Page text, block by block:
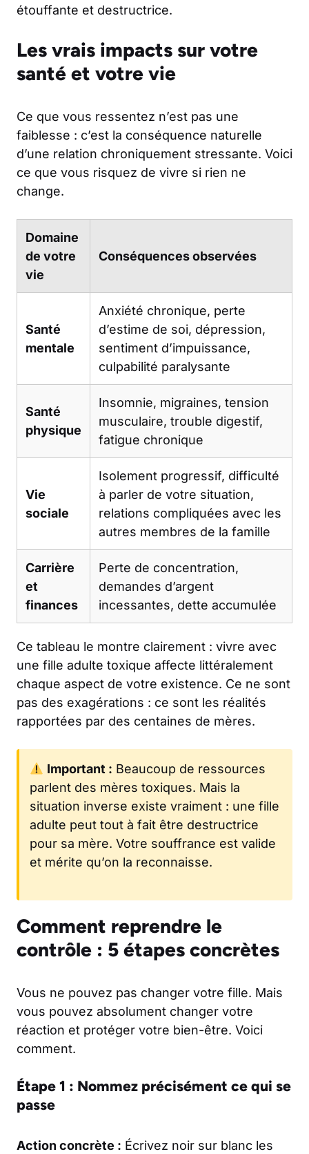
étouffante et destructrice.
Les vrais impacts sur votre
santé et votre vie
Ce que vous ressentez n’est pas une
faiblesse : c’est la conséquence naturelle
d’une relation chroniquement stressante. Voici
ce que vous risquez de vivre si rien ne
change.
Domaine
de votre
vie
Conséquences observées
Santé
mentale
Anxiété chronique, perte
d’estime de soi, dépression,
sentiment d’impuissance,
culpabilité paralysante
Santé
physique
Insomnie, migraines, tension
musculaire, trouble digestif,
fatigue chronique
Vie
sociale
Isolement progressif, difficulté
à parler de votre situation,
relations compliquées avec les
autres membres de la famille
Carrière
et
finances
Perte de concentration,
demandes d’argent
incessantes, dette accumulée
Ce tableau le montre clairement : vivre avec
une fille adulte toxique affecte littéralement
chaque aspect de votre existence. Ce ne sont
pas des exagérations : ce sont les réalités
rapportées par des centaines de mères.
Important : Beaucoup de ressources
parlent des mères toxiques. Mais la
situation inverse existe vraiment : une fille
adulte peut tout à fait être destructrice
pour sa mère. Votre souffrance est valide
et mérite qu’on la reconnaisse.
Comment reprendre le
contrôle : 5 étapes concrètes
Vous ne pouvez pas changer votre fille. Mais
vous pouvez absolument changer votre
réaction et protéger votre bien-être. Voici
comment.
Étape 1 : Nommez précisément ce qui se
passe
Action concrète : Écrivez noir sur blanc les